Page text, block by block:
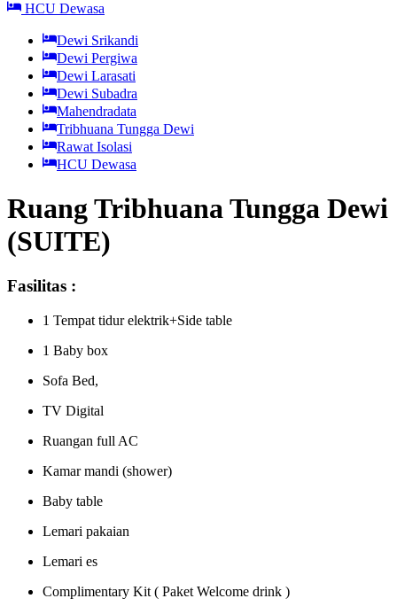
HCU Dewasa
Dewi Srikandi
Dewi Pergiwa
Dewi Larasati
Dewi Subadra
Mahendradata
Tribhuana Tungga Dewi
Rawat Isolasi
HCU Dewasa
Ruang Tribhuana Tungga Dewi
(SUITE)
Fasilitas :
1 Tempat tidur elektrik+Side table
1 Baby box
Sofa Bed,
TV Digital
Ruangan full AC
Kamar mandi (shower)
Baby table
Lemari pakaian
Lemari es
Complimentary Kit ( Paket Welcome drink )